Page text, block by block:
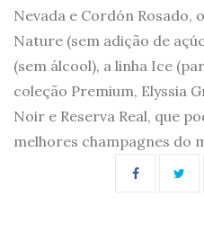
Nevada e Cordón Rosado,
Nature (sem adição de
(sem álcool), a linha Ice
coleção Premium, Elyssia
Noir e Reserva Real, que
melhores champagnes do